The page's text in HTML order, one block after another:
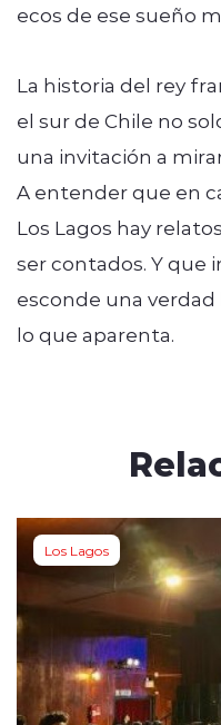
ecos de ese sueño
La historia del rey
el sur de Chile no
una invitación a
A entender que en
Los Lagos hay
ser contados. Y que
esconde una
lo que aparenta.
Los Lagos